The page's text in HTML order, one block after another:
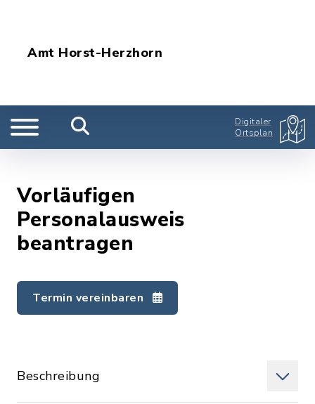
Amt Horst-Herzhorn
Digitaler
Ortsplan
Vorläufigen
Personalausweis
beantragen
Termin vereinbaren
Beschreibung